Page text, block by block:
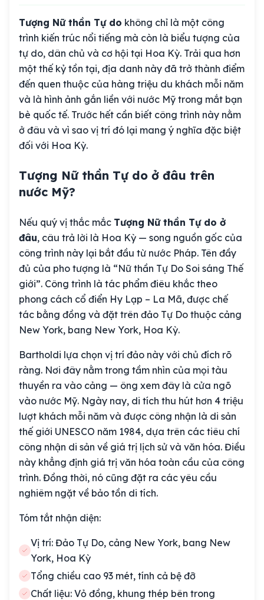
Tượng Nữ thần Tự do không chỉ là một công
trình kiến trúc nổi tiếng mà còn là biểu tượng của
tự do, dân chủ và cơ hội tại Hoa Kỳ. Trải qua hơn
một thế kỷ tồn tại, địa danh này đã trở thành điểm
đến quen thuộc của hàng triệu du khách mỗi năm
và là hình ảnh gắn liền với nước Mỹ trong mắt bạn
bè quốc tế. Trước hết cần biết công trình này nằm
ở đâu và vì sao vị trí đó lại mang ý nghĩa đặc biệt
đối với Hoa Kỳ.
Tượng Nữ thần Tự do ở đâu trên
nước Mỹ?
Nếu quý vị thắc mắc Tượng Nữ thần Tự do ở
đâu, câu trả lời là Hoa Kỳ — song nguồn gốc của
công trình này lại bắt đầu từ nước Pháp. Tên đầy
đủ của pho tượng là “Nữ thần Tự Do Soi sáng Thế
giới”. Công trình là tác phẩm điêu khắc theo
phong cách cổ điển Hy Lạp – La Mã, được chế
tác bằng đồng và đặt trên đảo Tự Do thuộc cảng
New York, bang New York, Hoa Kỳ.
Bartholdi lựa chọn vị trí đảo này với chủ đích rõ
ràng. Nơi đây nằm trong tầm nhìn của mọi tàu
thuyền ra vào cảng — ông xem đây là cửa ngõ
vào nước Mỹ. Ngày nay, di tích thu hút hơn 4 triệu
lượt khách mỗi năm và được công nhận là di sản
thế giới UNESCO năm 1984, dựa trên các tiêu chí
công nhận di sản về giá trị lịch sử và văn hóa. Điều
này khẳng định giá trị văn hóa toàn cầu của công
trình. Đồng thời, nó cũng đặt ra các yêu cầu
nghiêm ngặt về bảo tồn di tích.
Tóm tắt nhận diện:
Vị trí: Đảo Tự Do, cảng New York, bang New
York, Hoa Kỳ
Tổng chiều cao 93 mét, tính cả bệ đỡ
Chất liệu: Vỏ đồng, khung thép bên trong